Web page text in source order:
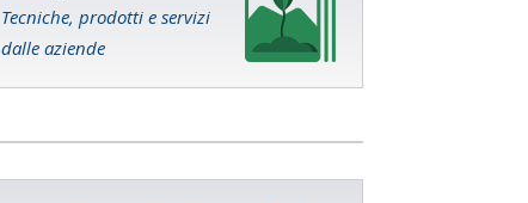
Tecniche, prodotti e servizi
dalle aziende